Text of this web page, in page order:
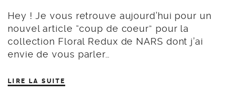
Hey ! Je vous retrouve aujourd’hui pour un
nouvel article “coup de coeur” pour la
collection Floral Redux de NARS dont j’ai
envie de vous parler…
LIRE LA SUITE